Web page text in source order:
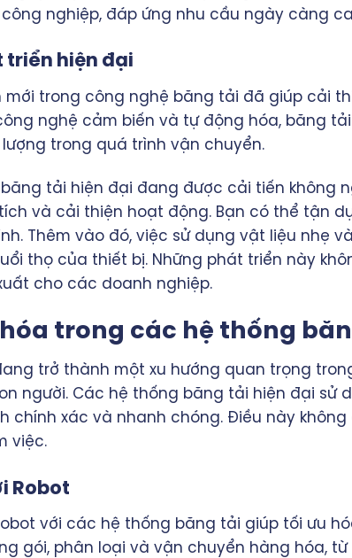
nghiệp, đáp ứng nhu cầu ngày càng
triển hiện đại
mới trong công nghệ băng tải đã giúp cải
nghệ cảm biến và tự động hóa, băng
trong quá trình vận chuyển.
tải hiện đại đang được cải tiến không
và cải thiện hoạt động. Bạn có thể tận
Thêm vào đó, việc sử dụng vật liệu nhẹ
thọ của thiết bị. Những phát triển này
cho các doanh nghiệp.
trong các hệ thống
trở thành một xu hướng quan trọng
người. Các hệ thống băng tải hiện đại sử
chính xác và nhanh chóng. Điều này
việc.
Robot
với các hệ thống băng tải giúp tối ưu
gói, phân loại và vận chuyển hàng hóa,